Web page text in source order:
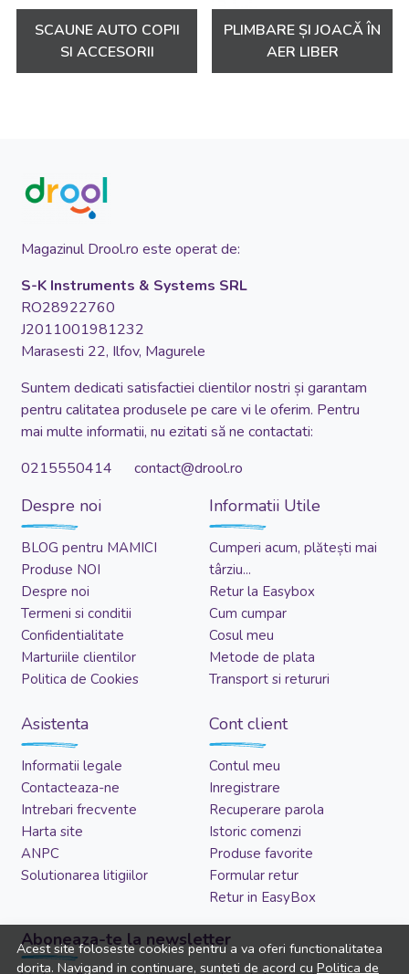
SCAUNE AUTO COPII
SI ACCESORII
PLIMBARE ȘI JOACĂ ÎN
AER LIBER
Acest site foloseste cookies pentru a va oferi functionalitatea
dorita. Navigand in continuare, sunteti de acord cu Politica de
Magazinul Drool.ro este operat de:
S-K Instruments & Systems SRL
RO28922760
J2011001981232
Marasesti 22, Ilfov, Magurele
Suntem dedicati satisfactiei clientilor nostri și garantam
pentru calitatea produsele pe care vi le oferim. Pentru
mai multe informatii, nu ezitati să ne contactati:
0215550414 contact@drool.ro
Despre noi
BLOG pentru MAMICI
Produse NOI
Despre noi
Termeni si conditii
Confidentialitate
Marturiile clientilor
Politica de Cookies
Informatii Utile
Cumperi acum, plătești mai
târziu...
Retur la Easybox
Cum cumpar
Cosul meu
Metode de plata
Transport si retururi
Asistenta
Informatii legale
Contacteaza-ne
Intrebari frecvente
Harta site
ANPC
Solutionarea litigiilor
Cont client
Contul meu
Inregistrare
Recuperare parola
Istoric comenzi
Produse favorite
Formular retur
Retur in EasyBox
Aboneaza-te la newsletter